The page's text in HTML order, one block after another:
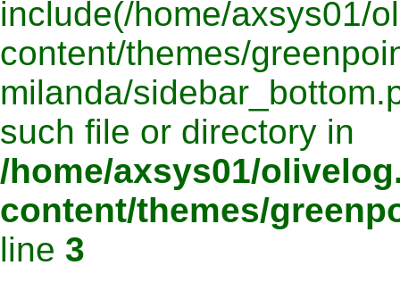
include(/home/axsys01/
content/themes/
milanda/
such file or directory in
/home/axsys01/
content/themes/
line 3